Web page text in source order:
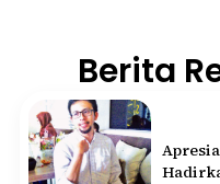
Berita